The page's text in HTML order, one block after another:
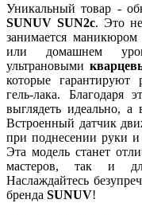
Уникальный товар -
SUNUV SUN2c. Это
занимается
или домашнем
ультрановыми
которые
гель-лака. Благодаря
выглядеть идеально,
Встроенный датчик
при поднесении руки
Эта модель станет
мастеров, так и
Наслаждайтесь
бренда SUNUV!